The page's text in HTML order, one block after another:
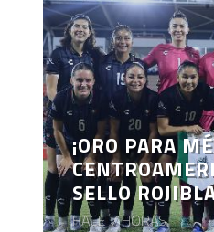
¡ORO PARA
SELLO
HACE 7 HORAS